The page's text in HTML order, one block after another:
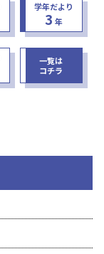
学年だより
3 年
一覧は
コチラ